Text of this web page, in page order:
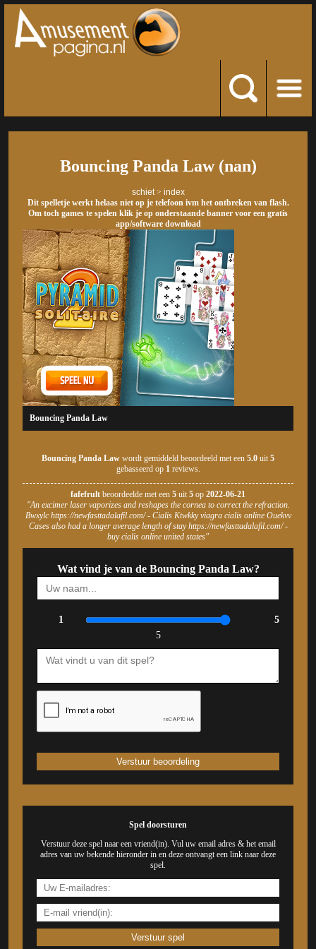
Bouncing Panda Law (nan)
schiet> index
Dit spelletje werkt helaas niet op je telefoon ivm het ontbreken van flash.
Om toch games te spelen klik je op onderstaande banner voor een gratis
app/software download
Bouncing Panda Law
Bouncing Panda Law wordt gemiddeld beoordeeld met een 5.0 uit 5
gebasseerd op 1reviews.
fafefrult beoordeelde met een 5 uit 5 op 2022-06-21
"An excimer laser vaporizes and reshapes the cornea to correct the refraction.
Bwxylc https://newfasttadalafil.com/ - Cialis Ktwkky viagra cialis online Ouekvv
Cases also had a longer average length of stay https://newfasttadalafil.com/ -
buy cialis online united states"
Wat vind je van de Bouncing Panda Law?
1
5
5
Spel doorsturen
Verstuur deze spel naar een vriend(in). Vul uw email adres & het email
adres van uw bekende hieronder in en deze ontvangt een link naar deze
spel.